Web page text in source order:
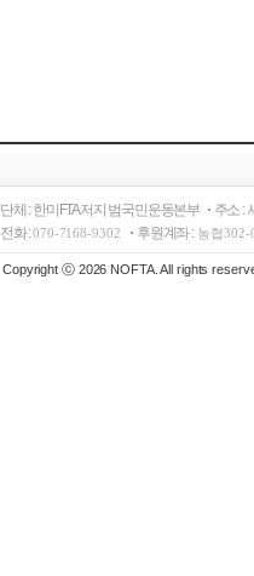
단체 : 한미FTA저지 범국민운동본부
주소 :
전화 :070-7168-9302 후원계좌 : 농협302-
Copyright ⓒ 2026 NOFTA. All rights